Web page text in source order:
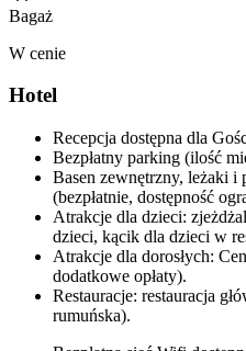
Bagaż
W cenie
Hotel
Recepcja dostępna dla
Bezpłatny parking (ilość
Basen zewnętrzny, leżaki i
(bezpłatnie, dostępność
Atrakcje dla dzieci:
dzieci, kącik dla dzieci w
Atrakcje dla dorosłych:
dodatkowe opłaty).
Restauracje: restauracja
rumuńska).